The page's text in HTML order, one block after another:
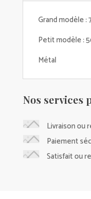
Grand modèle :
Petit modèle :
Métal
Nos services
Livraison ou
Paiement
Satisfait ou